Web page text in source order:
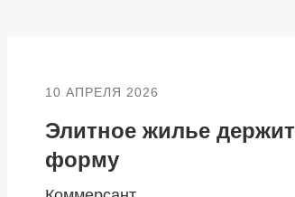
10 АПРЕЛЯ 2026
Элитное жилье держит
форму